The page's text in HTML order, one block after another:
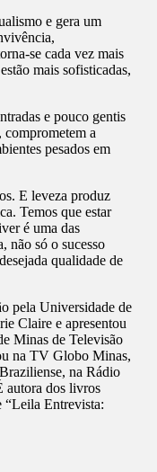
e gera um
se cada vez mais
mais sofisticadas,
e pouco gentis
a
pesados em
E leveza produz
Temos que estar
é uma das
não só o sucesso
qualidade de
pela Universidade de
Claire e apresentou
Minas de Televisão
na TV Globo Minas,
na Rádio
autora dos livros
“Leila Entrevista: